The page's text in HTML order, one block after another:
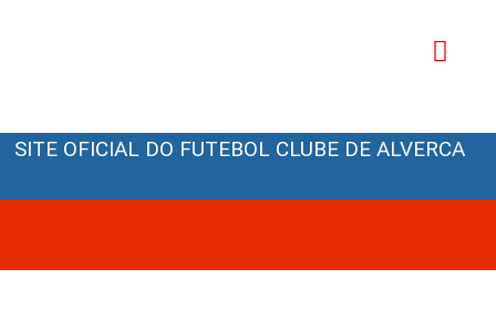
conteúdo
SITE OFICIAL DO FUTEBOL CLUBE DE ALVERCA